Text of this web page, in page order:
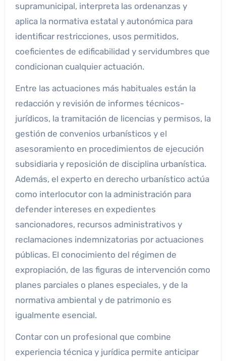
supramunicipal, interpreta las ordenanzas y
aplica la normativa estatal y autonómica para
identificar restricciones, usos permitidos,
coeficientes de edificabilidad y servidumbres que
condicionan cualquier actuación.
Entre las actuaciones más habituales están la
redacción y revisión de informes técnicos-
jurídicos, la tramitación de licencias y permisos, la
gestión de convenios urbanísticos y el
asesoramiento en procedimientos de ejecución
subsidiaria y reposición de disciplina urbanística.
Además, el experto en derecho urbanístico actúa
como interlocutor con la administración para
defender intereses en expedientes
sancionadores, recursos administrativos y
reclamaciones indemnizatorias por actuaciones
públicas. El conocimiento del régimen de
expropiación, de las figuras de intervención como
planes parciales o planes especiales, y de la
normativa ambiental y de patrimonio es
igualmente esencial.
Contar con un profesional que combine
experiencia técnica y jurídica permite anticipar